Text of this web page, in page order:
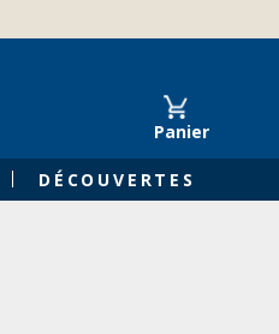
Panier
DÉCOUVERTES